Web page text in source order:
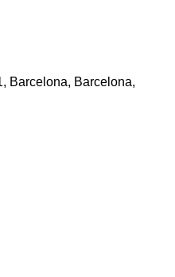
Barcelona, Barcelona,